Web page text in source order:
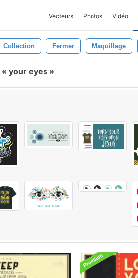
Vecteurs Photos Vidéo
Collection Fermer Maquillage
your eyes